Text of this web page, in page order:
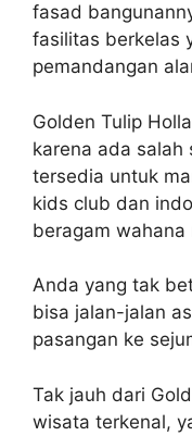
fasad
fasilitas berkelas
pemandangan
Golden Tulip
karena ada salah
tersedia untuk
kids club dan
beragam wahana
Anda yang tak
bisa jalan-jalan
pasangan ke
Tak jauh dari
wisata terkenal,